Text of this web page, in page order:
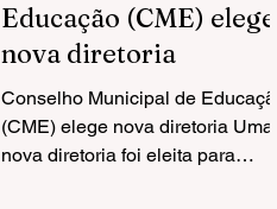
Educação (CME) elege
nova diretoria
Conselho Municipal de Educação
(CME) elege nova diretoria Uma
nova diretoria foi eleita para